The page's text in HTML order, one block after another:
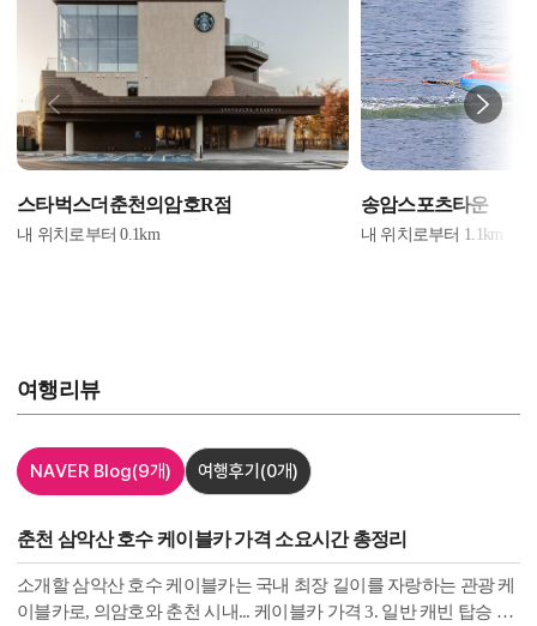
스타벅스더춘천의암호R점
내 위치로부터0.1km
송암스포츠타운
내 위치로부터 1.1 km
여행리뷰
NAVER Blog(9개) 여행후기 (0개)
춘천 삼악산 호수 케이블카가격 소요시간 총정리
소개할 삼악산 호수 케이블카는 국내 최장 길이를 자랑하는 관광 케
이블카로, 의암호와 춘천 시내... 케이블카 가격 3. 일반 캐빈 탑승 4.